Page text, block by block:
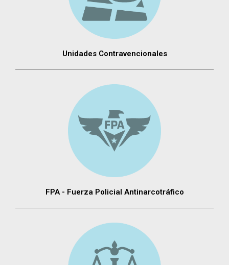
Unidades Contravencionales
FPA - Fuerza Policial Antinarcotráfico